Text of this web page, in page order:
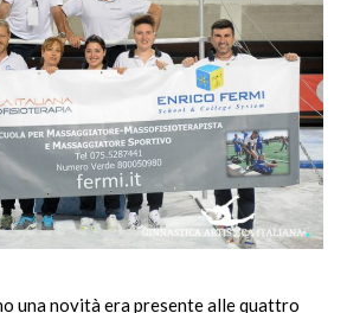
una novità era presente alle quattro